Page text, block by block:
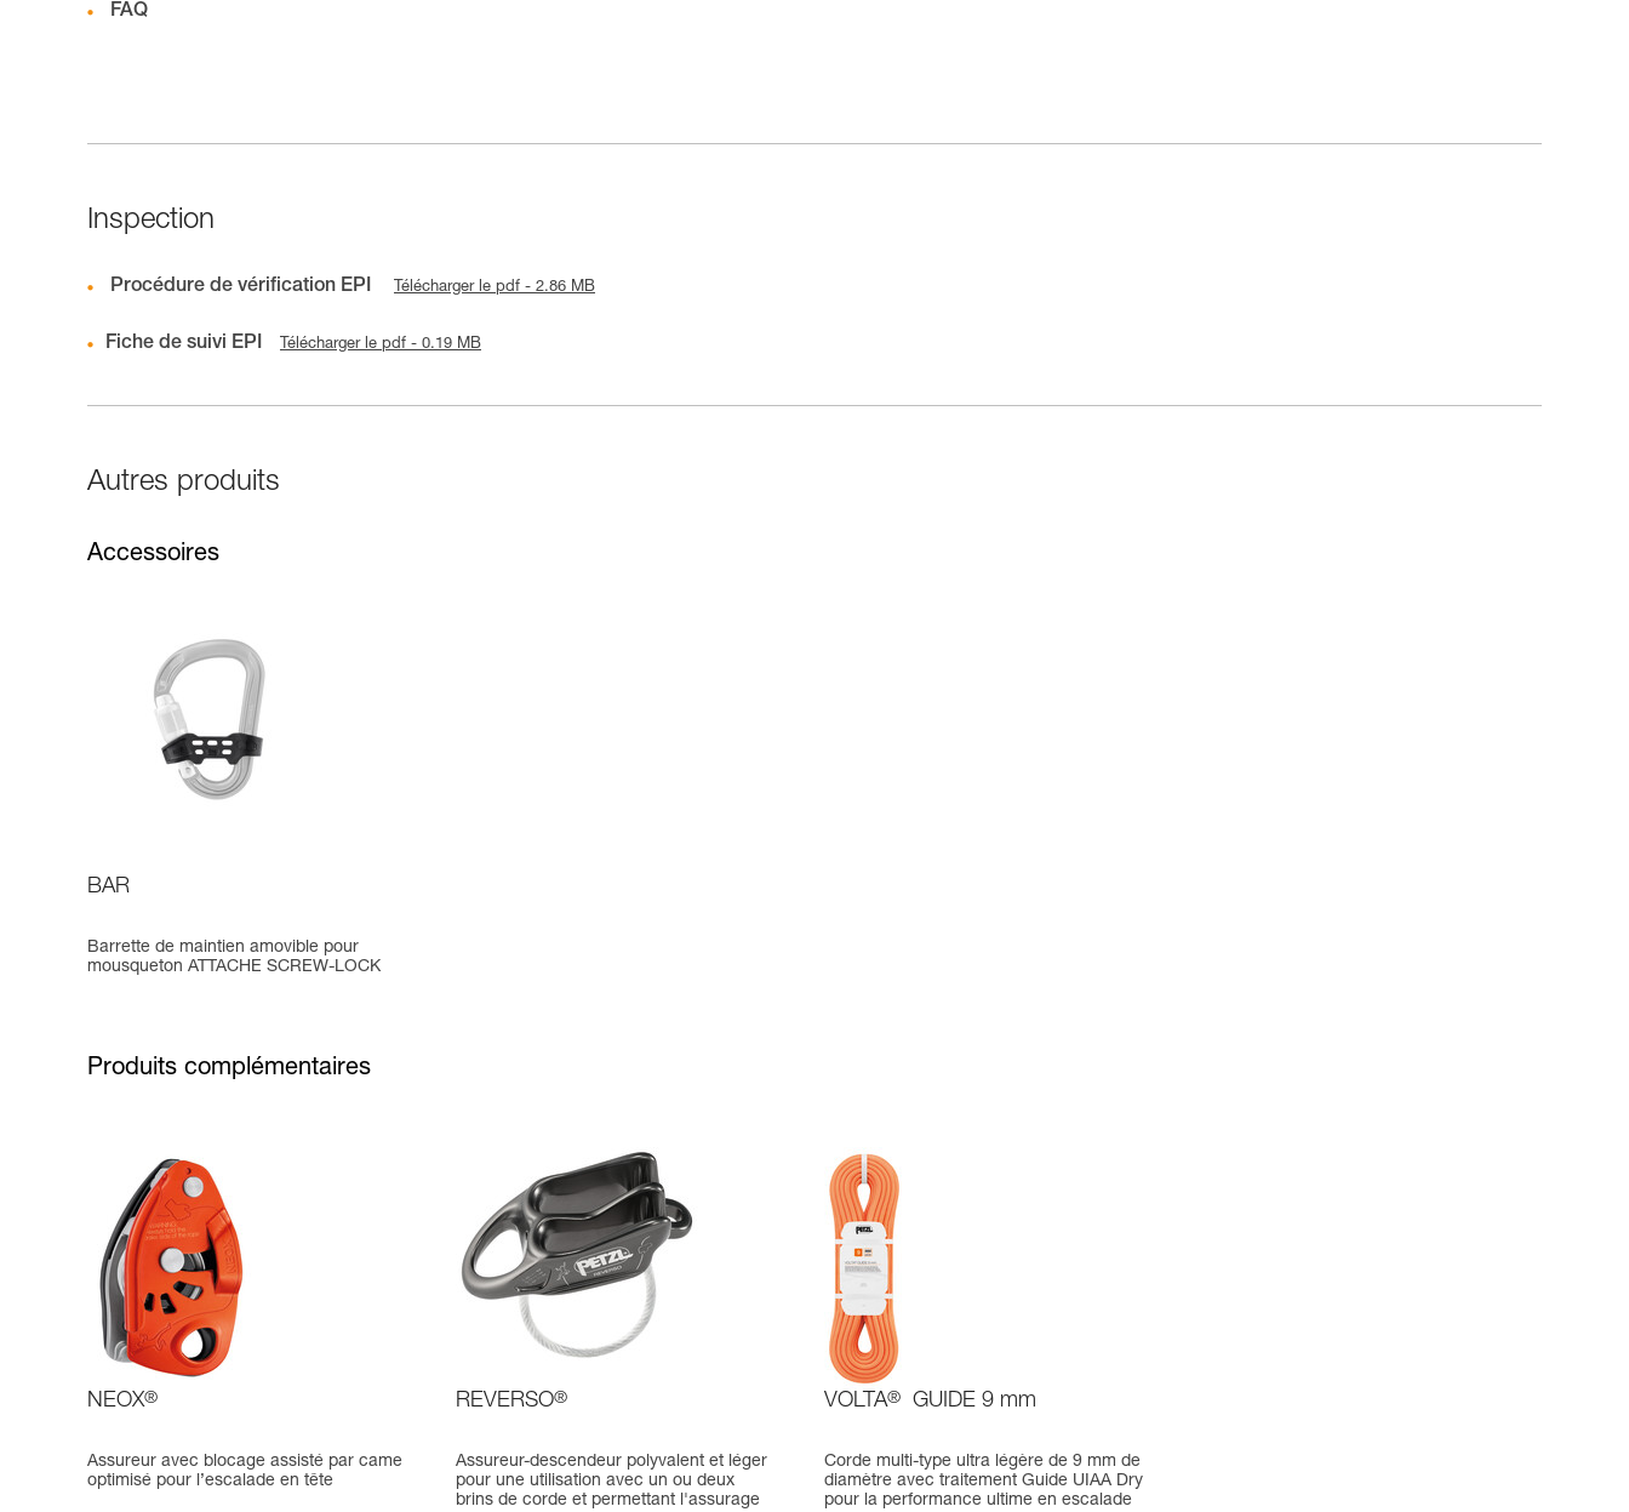
FAQ
Inspection
Procédure de vérification EPI Télécharger le pdf - 2.86 MB
Fiche de suivi EPI Télécharger le pdf - 0.19 MB
Autres produits
Accessoires
BAR
Barrette de maintien amovible pour
mousqueton ATTACHE SCREW-LOCK
Produits complémentaires
NEOX®
Assureur avec blocage assisté par came
optimisé pour l’escalade en tête
REVERSO®
Assureur-descendeur polyvalent et léger
pour une utilisation avec un ou deux
brins de corde et permettant l'assurage
VOLTA® GUIDE 9 mm
Corde multi-type ultra légère de 9 mm de
diamètre avec traitement Guide UIAA Dry
pour la performance ultime en escalade